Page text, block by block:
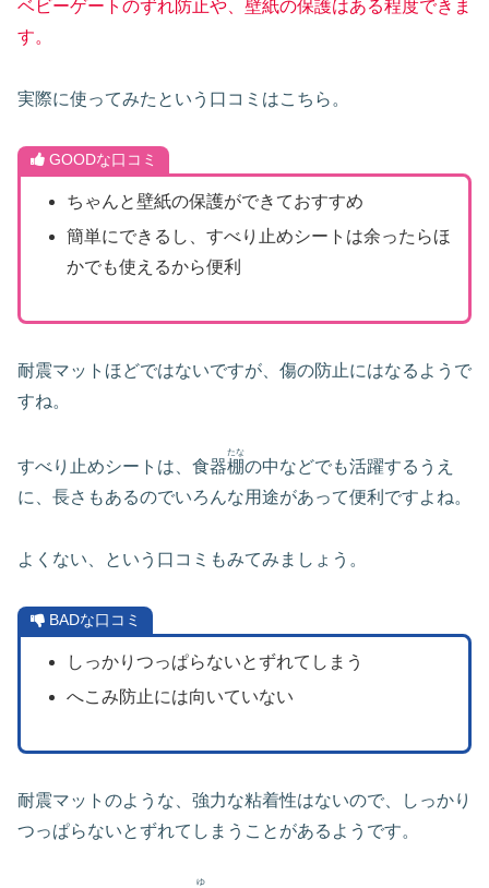
ベビーゲートのずれ防止や、壁紙の保護はある程度できま
す。
実際に使ってみたという口コミはこちら。
GOODな口コミ
ちゃんと壁紙の保護ができておすすめ
簡単にできるし、すべり止めシートは余ったらほ
かでも使えるから便利
耐震マットほどではないですが、傷の防止にはなるようで
すね。
すべり止めシートは、食器棚
たな
の中などでも活躍するうえ
に、長さもあるのでいろんな用途があって便利ですよね。
よくない、という口コミもみてみましょう。
BADな口コミ
しっかりつっぱらないとずれてしまう
へこみ防止には向いていない
耐震マットのような、強力な粘着性はないので、しっかり
つっぱらないとずれてしまうことがあるようです。
ゆ